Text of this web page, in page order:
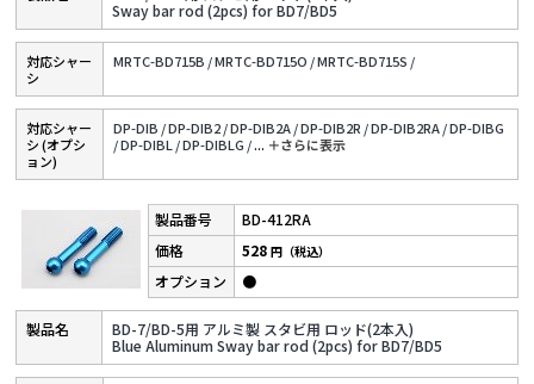
Sway bar rod (2pcs) for BD7/BD5
対応シャー
シ
MRTC-BD715B /MRTC-BD715O /MRTC-BD715S /
対応シャー
シ (オプシ
ョン)
DP-DIB /DP-DIB2 /DP-DIB2A /DP-DIB2R /DP-DIB2RA /DP-DIBG
/DP-DIBL /DP-DIBLG /... ＋さらに表⽰
BD-412RA
BD-7/BD-5用 アルミ製 スタビ用 ロッド(2本入)
Blue Aluminum Sway bar rod (2pcs) for BD7/BD5
528円（税込）
●